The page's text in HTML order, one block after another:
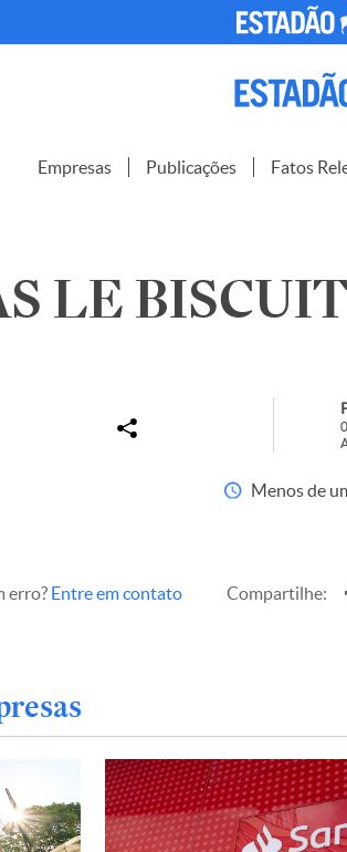
Empresas Publicações Fatos
LE
Menos de
erro? Entre em contato Compartilhe: